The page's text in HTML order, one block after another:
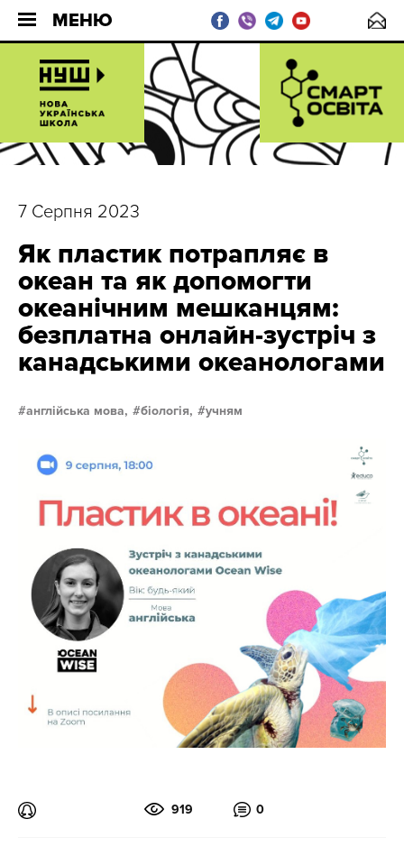
МЕНЮ
7 Серпня 2023
Як пластик потрапляє в
океан та як допомогти
океанічним мешканцям:
безплатна онлайн-зустріч з
канадськими океанологами
англійська мова, біологія, учням
919 0